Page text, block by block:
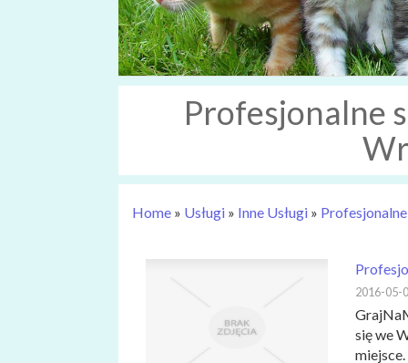
Profesjonalne
Home » Usługi » Inne Usługi »
2016-05-
się we